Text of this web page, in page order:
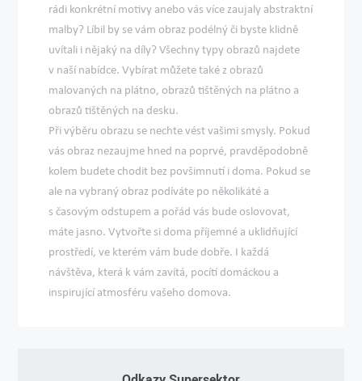
rádi konkrétní motivy anebo vás více zaujaly abstraktní
malby? Líbil by se vám obraz podélný či byste klidně
uvítali i nějaký na díly? Všechny typy obrazů najdete
v naší nabídce. Vybírat můžete také z obrazů
malovaných na plátno, obrazů tištěných na plátno a
obrazů tištěných na desku.
Při výběru obrazu se nechte vést vašimi smysly. Pokud
vás obraz nezaujme hned na poprvé, pravděpodobně
kolem budete chodit bez povšimnutí i doma. Pokud se
ale na vybraný obraz podíváte po několikáté a
s časovým odstupem a pořád vás bude oslovovat,
máte jasno. Vytvořte si doma příjemné a uklidňující
prostředí, ve kterém vám bude dobře. I každá
návštěva, která k vám zavítá, pocítí domáckou a
inspirující atmosféru vašeho domova.